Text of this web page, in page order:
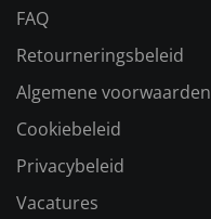
FAQ
Retourneringsbeleid
Algemene voorwaarden
Cookiebeleid
Privacybeleid
Vacatures